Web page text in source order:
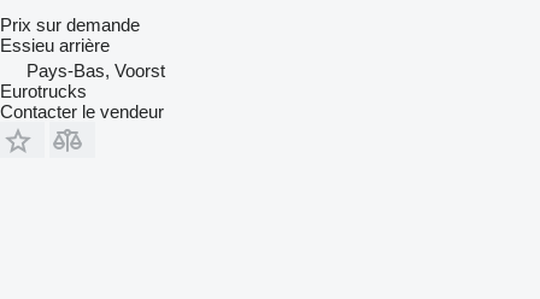
Prix sur demande
Essieu arrière
Pays-Bas, Voorst
Eurotrucks
Contacter le vendeur